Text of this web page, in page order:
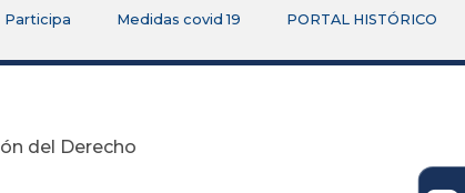
Participa Medidas covid 19 PORTAL HISTÓRICO
del Derecho